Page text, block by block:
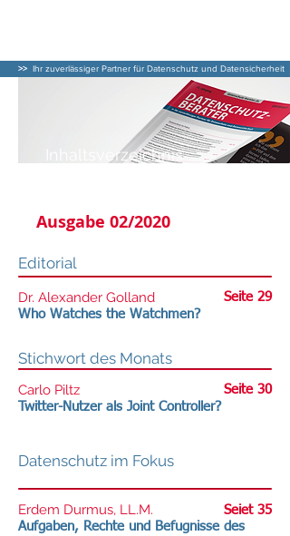
>> Ihr zuverlässiger Partner für Datenschutz und Datensicherheit
Inhaltsverzeichnis
Ausgabe 02/2020
Editorial
Dr. Alexander Golland
Seite 29
Who Watches the Watchmen?
Stichwort des Monats
Carlo Piltz
Seite 30
Twitter-Nutzer als Joint Controller?
Datenschutz im Fokus
Erdem Durmus, LL.M.
Aufgaben, Rechte und Befugnisse des
Seiet 35